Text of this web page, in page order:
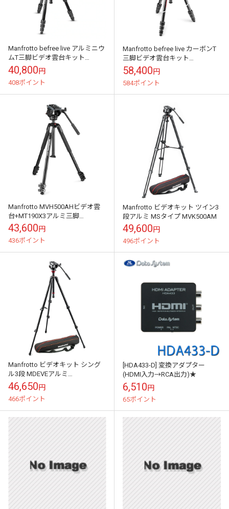
Manfrotto befree live アルミニウ
ムT三脚ビデオ雲台キット
MVKBFRT-LIVE
40,800円
408ポイント
Manfrotto befree live カーボンT
三脚ビデオ雲台キット
MVKBFRTC-LIVE
58,400円
584ポイント
Manfrotto MVH500AHビデオ雲
台+MT190X3アルミ三脚
MVK500190X3
43,600円
436ポイント
Manfrotto ビデオキット ツイン3
段アルミ MSタイプ MVK500AM
49,600円
496ポイント
Manfrotto ビデオキット シング
ル3段 MDEVEアルミ
MVH500AH,755XBK
46,650円
466ポイント
[HDA433-D] 変換アダプター
(HDMI入力→RCA出力)★
6,510円
65ポイント